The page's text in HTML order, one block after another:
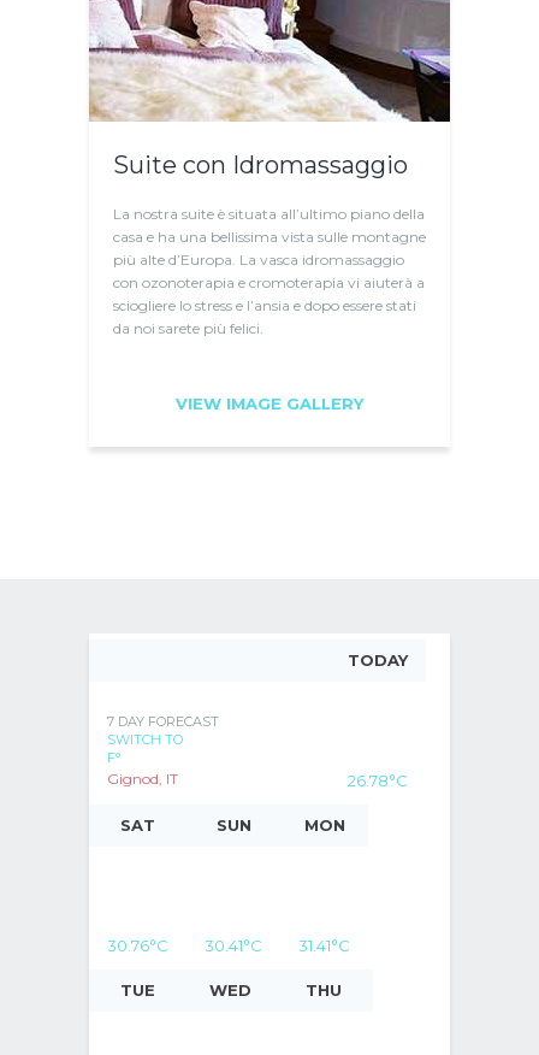
Suite con Idromassaggio
La nostra suite è situata all’ultimo piano della
casa e ha una bellissima vista sulle montagne
più alte d’Europa. La vasca idromassaggio
con ozonoterapia e cromoterapia vi aiuterà a
sciogliere lo stress e l’ansia e dopo essere stati
da noi sarete più felici.
VIEW IMAGE GALLERY
7 DAY FORECAST
SWITCH TO
F°
Gignod, IT
TODAY
26.78°C
SAT
30.76°C
SUN
30.41°C
MON
31.41°C
TUE WED THU